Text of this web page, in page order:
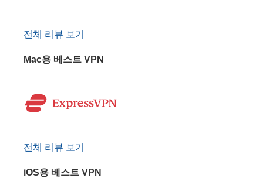
전체 리뷰 보기
Mac용 베스트 VPN
전체 리뷰 보기
iOS용 베스트 VPN